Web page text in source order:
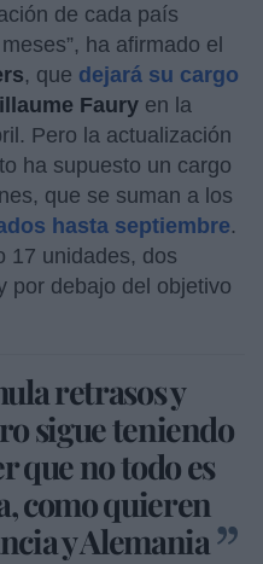
de cada país
ha afirmado el
, que dejará su cargo
Faury en la
Pero la actualización
ha supuesto un cargo
que se suman a los
hasta septiembre.
17 unidades, dos
por debajo del objetivo
retrasos y
sigue teniendo
que no todo es
como quieren
y Alemania